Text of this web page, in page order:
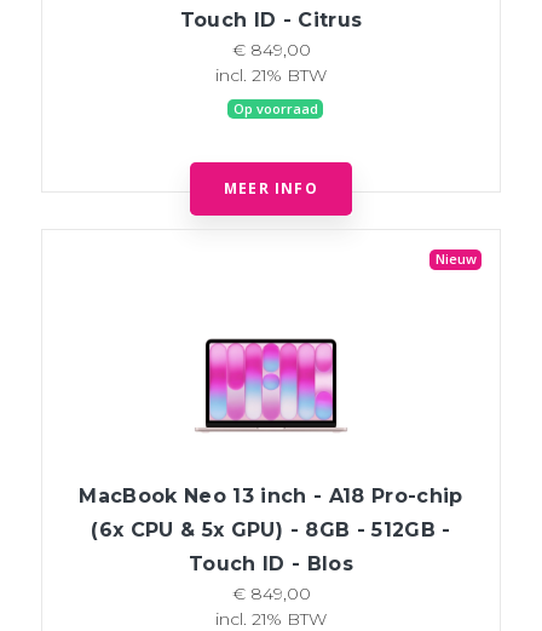
Touch ID - Citrus
€ 849,00
incl. 21% BTW
Op voorraad
MEER INFO
Nieuw
MacBook Neo 13 inch - A18 Pro-chip
(6x CPU & 5x GPU) - 8GB - 512GB -
Touch ID - Blos
€ 849,00
incl. 21% BTW